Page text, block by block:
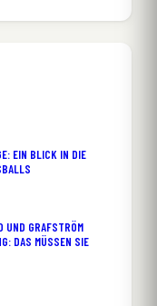
EIN BLICK IN DIE
UND GRAFSTRÖM
DAS MÜSSEN SIE